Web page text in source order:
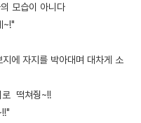
모습이 아니다
~!"
에 자지를 박아대며 대차게 소
로 떡쳐줭~!!